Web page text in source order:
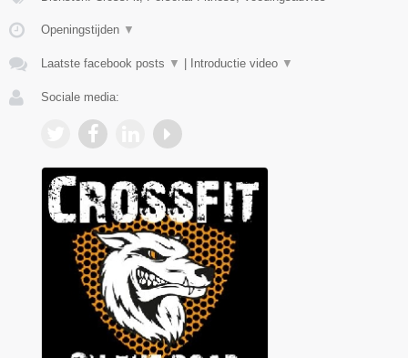
Openingstijden ▼
Laatste facebook posts ▼ Introductie video ▼
Sociale media: